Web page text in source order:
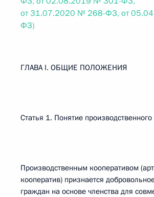
от 31.07.2020 № 268-ФЗ, от
ФЗ)
ГЛАВА I. ОБЩИЕ ПОЛОЖЕНИЯ
Статья 1. Понятие
Производственным кооперативом
кооператив) признается
граждан на основе членства для